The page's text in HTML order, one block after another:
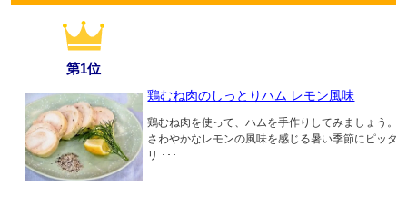
第1位
鶏むね肉のしっとりハム レモン風味
鶏むね肉を使って、ハムを手作りしてみましょう。
さわやかなレモンの風味を感じる暑い季節にピッタ
リ ･･･